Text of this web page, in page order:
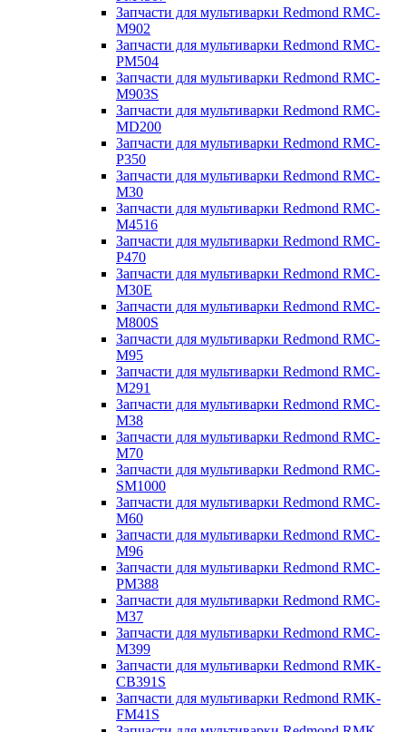
Запчасти для мультиварки Redmond RMC-
M902
Запчасти для мультиварки Redmond RMC-
PM504
Запчасти для мультиварки Redmond RMC-
M903S
Запчасти для мультиварки Redmond RMC-
MD200
Запчасти для мультиварки Redmond RMC-
P350
Запчасти для мультиварки Redmond RMC-
M30
Запчасти для мультиварки Redmond RMC-
M4516
Запчасти для мультиварки Redmond RMC-
P470
Запчасти для мультиварки Redmond RMC-
M30E
Запчасти для мультиварки Redmond RMC-
M800S
Запчасти для мультиварки Redmond RMC-
M95
Запчасти для мультиварки Redmond RMC-
M291
Запчасти для мультиварки Redmond RMC-
M38
Запчасти для мультиварки Redmond RMC-
M70
Запчасти для мультиварки Redmond RMC-
SM1000
Запчасти для мультиварки Redmond RMC-
M60
Запчасти для мультиварки Redmond RMC-
M96
Запчасти для мультиварки Redmond RMC-
PM388
Запчасти для мультиварки Redmond RMC-
M37
Запчасти для мультиварки Redmond RMC-
M399
Запчасти для мультиварки Redmond RMK-
CB391S
Запчасти для мультиварки Redmond RMK-
FM41S